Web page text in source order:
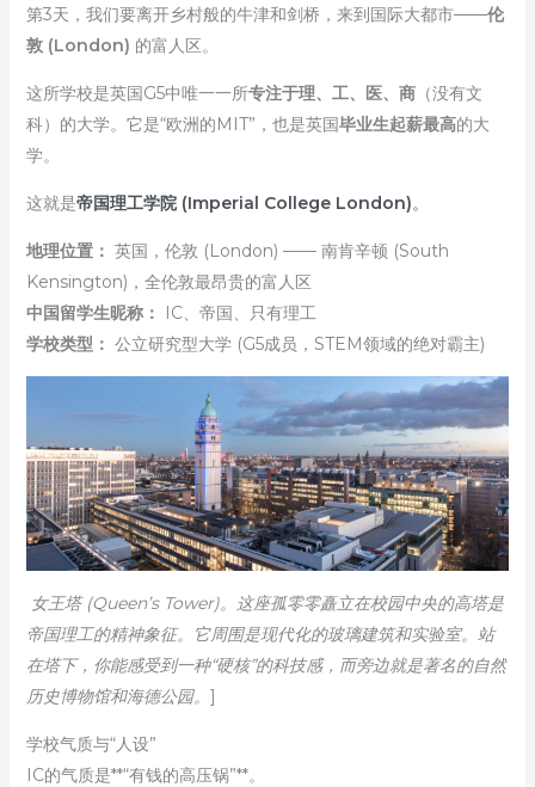
第3天，我们要离开乡村般的牛津和剑桥，来到国际大都市——伦
敦 (London) 的富人区。
这所学校是英国G5中唯一一所专注于理、工、医、商（没有文
科）的大学。它是“欧洲的MIT”，也是英国毕业生起薪最高的大
学。
这就是帝国理工学院 (Imperial College London)。
地理位置： 英国，伦敦 (London) —— 南肯辛顿 (South
Kensington)，全伦敦最昂贵的富人区
中国留学生昵称：
IC、帝国、只有理工
学校类型： 公立研究型大学 (G5成员，STEM领域的绝对霸主)
女王塔 (Queen’s Tower)。这座孤零零矗立在校园中央的高塔是
帝国理工的精神象征。它周围是现代化的玻璃建筑和实验室。站
在塔下，你能感受到一种“硬核”的科技感，而旁边就是著名的自然
历史博物馆和海德公园。 ]
学校气质与“人设”
IC的气质是**“有钱的高压锅”**。